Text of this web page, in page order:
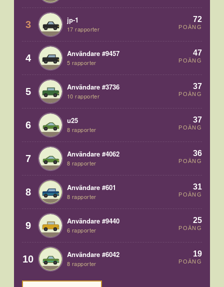
3 jp-1
17 rapporter
72
POÄNG
4 Användare #9457
5 rapporter
47
POÄNG
5 Användare #3736
10 rapporter
37
POÄNG
6 u25
8 rapporter
37
POÄNG
7 Användare #4062
8 rapporter
36
POÄNG
8 Användare #601
8 rapporter
31
POÄNG
9 Användare #9440
6 rapporter
25
POÄNG
10 Användare #6042
8 rapporter
19
POÄNG